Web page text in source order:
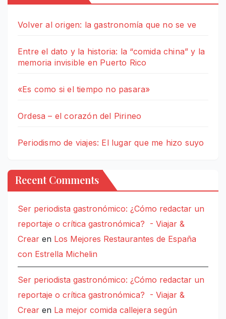
Volver al origen: la gastronomía que no se ve
Entre el dato y la historia: la “comida china” y la
memoria invisible en Puerto Rico
«Es como si el tiempo no pasara»
Ordesa – el corazón del Pirineo
Periodismo de viajes: El lugar que me hizo suyo
Recent Comments
Ser periodista gastronómico: ¿Cómo redactar un
reportaje o crítica gastronómica? - Viajar &
Crear en Los Mejores Restaurantes de España
con Estrella Michelin
Ser periodista gastronómico: ¿Cómo redactar un
reportaje o crítica gastronómica? - Viajar &
Crear en La mejor comida callejera según